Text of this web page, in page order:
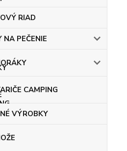
RIAD
NA PEČENIE
CAMPING
VÝROBKY